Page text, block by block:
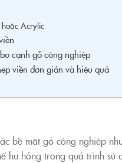
Acrylic
cạnh gỗ công nghiệp
viền đơn giản và hiệu quả
bề mặt gỗ công nghiệp
hư hỏng trong quá trình sử